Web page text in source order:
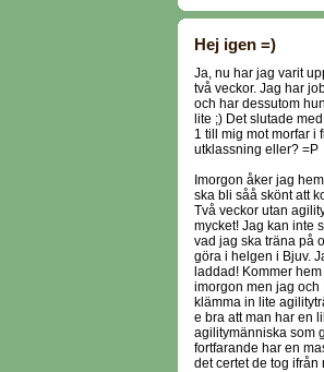
Hej igen =)
Ja, nu har jag varit
två veckor. Jag har
och har dessutom
lite ;) Det slutade
1 till mig mot morfar i
utklassning eller? =P
Imorgon åker jag
ska bli såå skönt att
Två veckor utan
mycket! Jag kan inte
vad jag ska träna på
göra i helgen i Bjuv.
laddad! Kommer
imorgon men jag och
klämma in lite
e bra att man har en
agilitymänniska som
fortfarande har en
det certet de tog ifrån